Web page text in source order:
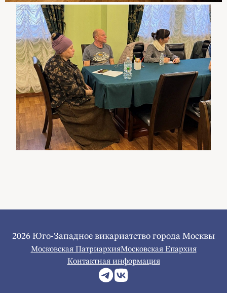
2026 Юго-Западное викариатство города Москвы
Московская ПатриархияМосковская Епархия
Контактная информация